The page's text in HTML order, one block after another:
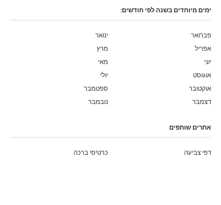
ימים מיוחדים בשנה לפי חודשים:
ינואר
פברואר
מרץ
אפריל
מאי
יוני
יולי
אוגוסט
ספטמבר
אוקטובר
נובמבר
דצמבר
אתרים שותפים
כרטיסי ברכה דפי צביעה